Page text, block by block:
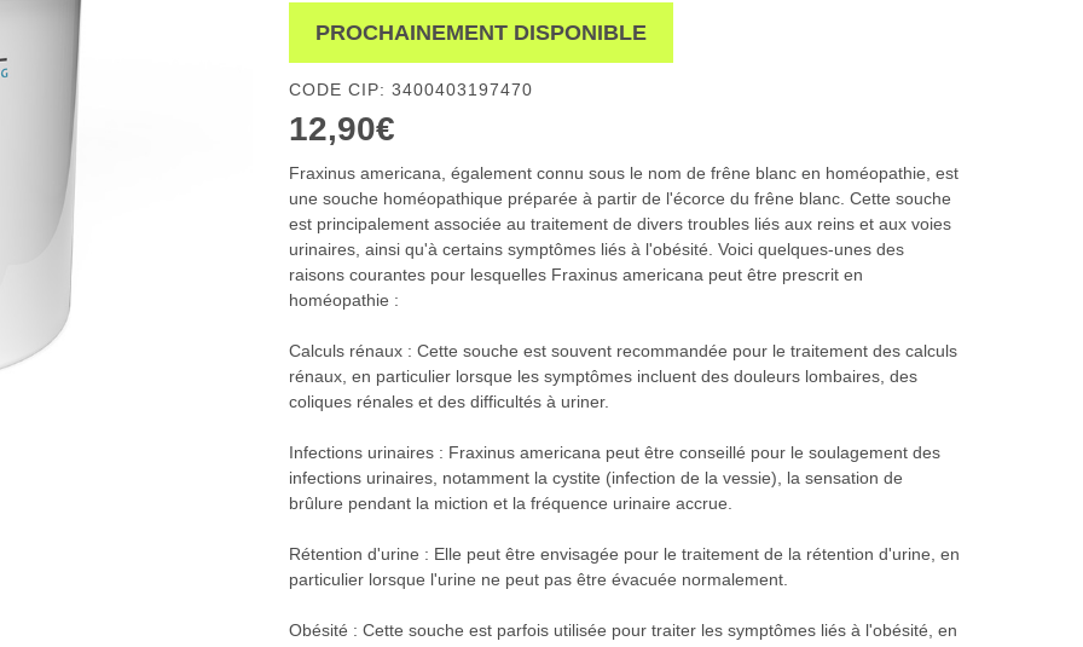
PROCHAINEMENT DISPONIBLE
CODE CIP: 3400403197470
12,90€
Fraxinus americana, également connu sous le nom de frêne blanc en homéopathie, est
une souche homéopathique préparée à partir de l'écorce du frêne blanc. Cette souche
est principalement associée au traitement de divers troubles liés aux reins et aux voies
urinaires, ainsi qu'à certains symptômes liés à l'obésité. Voici quelques-unes des
raisons courantes pour lesquelles Fraxinus americana peut être prescrit en
homéopathie :
Calculs rénaux : Cette souche est souvent recommandée pour le traitement des calculs
rénaux, en particulier lorsque les symptômes incluent des douleurs lombaires, des
coliques rénales et des difficultés à uriner.
Infections urinaires : Fraxinus americana peut être conseillé pour le soulagement des
infections urinaires, notamment la cystite (infection de la vessie), la sensation de
brûlure pendant la miction et la fréquence urinaire accrue.
Rétention d'urine : Elle peut être envisagée pour le traitement de la rétention d'urine, en
particulier lorsque l'urine ne peut pas être évacuée normalement.
Obésité : Cette souche est parfois utilisée pour traiter les symptômes liés à l'obésité, en